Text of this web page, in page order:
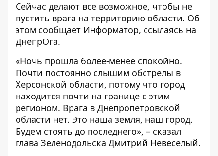
Сейчас делают все возможное, чтобы не
пустить врага на территорию области. Об
этом сообщает Информатор, ссылаясь на
ДнепрОга.
«Ночь прошла более-менее спокойно.
Почти постоянно слышим обстрелы в
Херсонской области, потому что город
находится почти на границе с этим
регионом. Врага в Днепропетровской
области нет. Это наша земля, наш город.
Будем стоять до последнего», – сказал
глава Зеленодольска Дмитрий Невеселый.